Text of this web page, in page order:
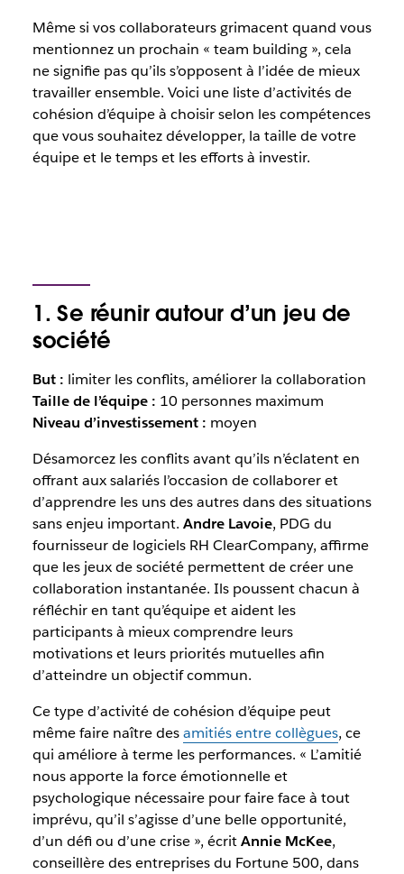
Même si vos collaborateurs grimacent quand vous
mentionnez un prochain « team building », cela
ne signifie pas qu’ils s’opposent à l’idée de mieux
travailler ensemble. Voici une liste d’activités de
cohésion d’équipe à choisir selon les compétences
que vous souhaitez développer, la taille de votre
équipe et le temps et les efforts à investir.
1. Se réunir autour d’un jeu de
société
But : limiter les conflits, améliorer la collaboration
Taille de l’équipe : 10 personnes maximum
Niveau d’investissement : moyen
Désamorcez les conflits avant qu’ils n’éclatent en
offrant aux salariés l’occasion de collaborer et
d’apprendre les uns des autres dans des situations
sans enjeu important. Andre Lavoie, PDG du
fournisseur de logiciels RH ClearCompany, affirme
que les jeux de société permettent de créer une
collaboration instantanée. Ils poussent chacun à
réfléchir en tant qu’équipe et aident les
participants à mieux comprendre leurs
motivations et leurs priorités mutuelles afin
d’atteindre un objectif commun.
Ce type d’activité de cohésion d’équipe peut
même faire naître desamitiés entre collègues, ce
qui améliore à terme les performances. « L’amitié
nous apporte la force émotionnelle et
psychologique nécessaire pour faire face à tout
imprévu, qu’il s’agisse d’une belle opportunité,
d’un défi ou d’une crise », écritAnnie McKee,
conseillère des entreprises du Fortune 500, dans